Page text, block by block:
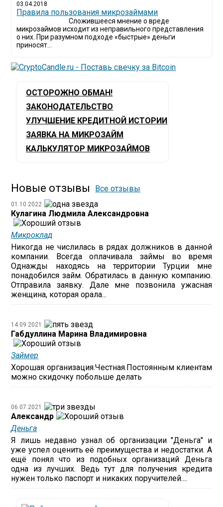
03.04.2018
​Правила пользования микрозаймами
Сложившееся мнение о вреде
микрозаймов исходит из неправильного представления
о них. При разумном подходе «быстрые» деньги
приносят...
ОСТОРОЖНО ОБМАН!
ЗАКОНОДАТЕЛЬСТВО
УЛУЧШЕНИЕ КРЕДИТНОЙ ИСТОРИИ
ЗАЯВКА НА МИКРОЗАЙМ
КАЛЬКУЛЯТОР МИКРОЗАЙМОВ
Новые отзывы Все отзывы
01.10.2022
Кулагина Людмила Александровна
Микроклад
Никогда не числилась в рядах должников в данной
компании. Всегда оплачивала займы во время
Однажды находясь на территории Турции мне
понадобился займ. Обратилась в данную компанию.
Отправила заявку. Дале мне позвонила ужасная
женщина, которая орала...
14.09.2021
Габдуллина Марина Владимировна
Займер
Хорошая организация.Честная.Постоянным клиентам
можно скидочку побольше делать
06.07.2021
Александр
Деньга
Я лишь недавно узнал об организации "Деньга" и
уже успел оценить её преимущества и недостатки. А
ещё понял что из подобных организаций Деньга
одна из лучших. Ведь тут для получения кредита
нужен только паспорт и никаких поручителей....